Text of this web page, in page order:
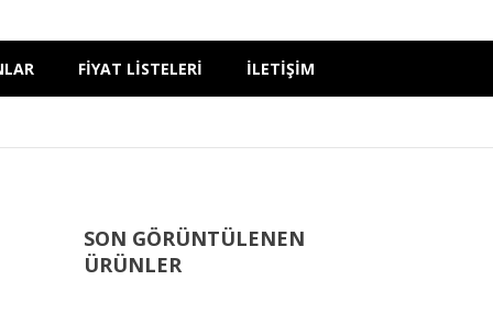
FİYAT LİSTELERİ İLETİŞİM
SON GÖRÜNTÜLENEN
ÜRÜNLER